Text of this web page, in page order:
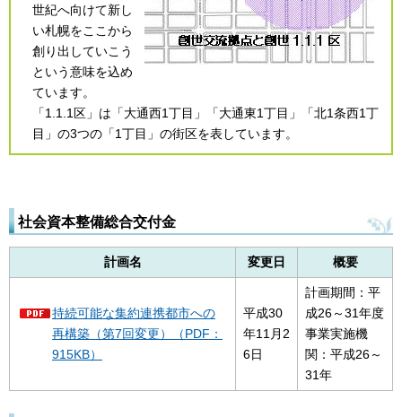
世紀へ向けて新し
い札幌をここから
創り出していこう
という意味を込め
ています。
「1.1.1区」は「大通西1丁目」「大通東1丁目」「北1条西1丁
目」の3つの「1丁目」の街区を表しています。
社会資本整備総合交付金
計画名 変更日 概要
持続可能な集約連携都市への
再構築（第7回変更）（PDF：
915KB）
平成30
年11月2
6日
計画期間：平
成26～31年度
事業実施機
関：平成26～
31年